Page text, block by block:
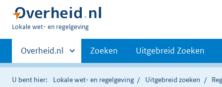
U
hier:
Lokale wet- en regelgeving
Primaire
navigatie
Andere
sites
binnen
Overheid.nl Zoeken Uitgebreid Zoeken
U bent hier: Lokale wet- en regelgeving Uitgebreid zoeken